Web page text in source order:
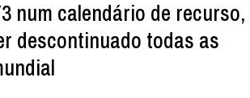
num calendário de recurso,
descontinuado todas as